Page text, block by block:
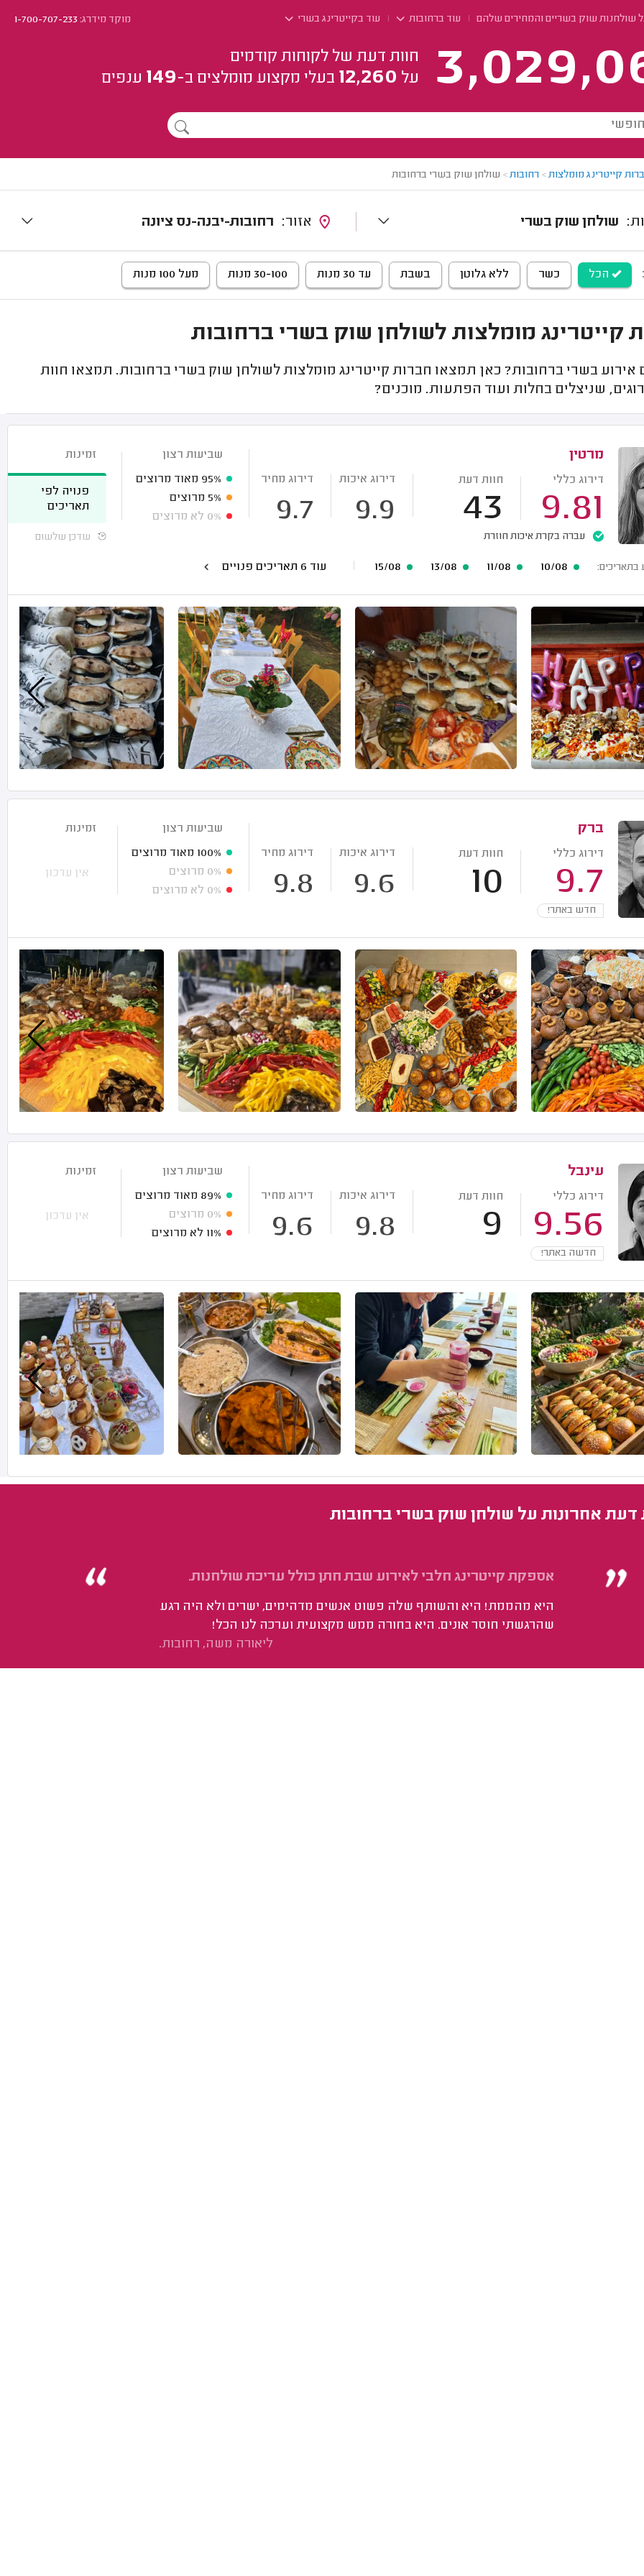
שולחנות שוק בשריים והמחירים שלהם עוד ברחובות עוד בקייטרינג בשרי מוקד מידרג:1-700-707-233
חוות דעת של לקוחות קודמים
על 12,260 בעלי מקצוע מומלצים ב-149 ענפים
קייטרינג מומלצות> רחובות> שולחן שוק בשרי ברחובות
שולחן שוק בשרי רחובות-יבנה-נס ציונה
הכל כשר ללא גלוטן בשבת עד 30 מנות 30-100 מנות מעל 100 מנות
קייטרינג מומלצות לשולחן שוק בשרי ברחובות
אירוע בשרי ברחובות? כאן תמצאו חברות קייטרינג מומלצות לשולחן שוק בשרי ברחובות. תמצאו חוות
שניצלים בחלות ועוד הפתעות. מוכנים?
מרטין
דירוג כללי
9.81
חוות דעת
43
דירוג איכות
9.9
דירוג מחיר
9.7
עברה בקרת איכות חוזרת
שביעות רצון
95% מאוד מרוצים
5% מרוצים
0% לא מרוצים
זמינות
פנויה לפי
תאריכים
עודכן שלשום
בתאריכים: עוד 6 תאריכים פנויים
ברק
דירוג כללי
9.7
חוות דעת
10
דירוג איכות
9.6
דירוג מחיר
9.8
חדש באתר!
שביעות רצון
100% מאוד מרוצים
0% מרוצים
0% לא מרוצים
זמינות
אין עדכון
עינבל
דירוג כללי
9.56
חוות דעת
9
דירוג איכות
9.8
דירוג מחיר
9.6
חדשה באתר!
שביעות רצון
89% מאוד מרוצים
0% מרוצים
11% לא מרוצים
זמינות
אין עדכון
דעת אחרונות על שולחן שוק בשרי ברחובות
אספקת קייטרינג חלבי לאירוע שבת חתן כולל עריכת שולחנות.
היא מהממת! היא והשותף שלה פשוט אנשים מדהימים, ישרים ולא היה רגע
שהרגשתי חוסר אונים. היא בחורה ממש מקצועית וערכה לנו הכל!
ליאורה משה, רחובות.